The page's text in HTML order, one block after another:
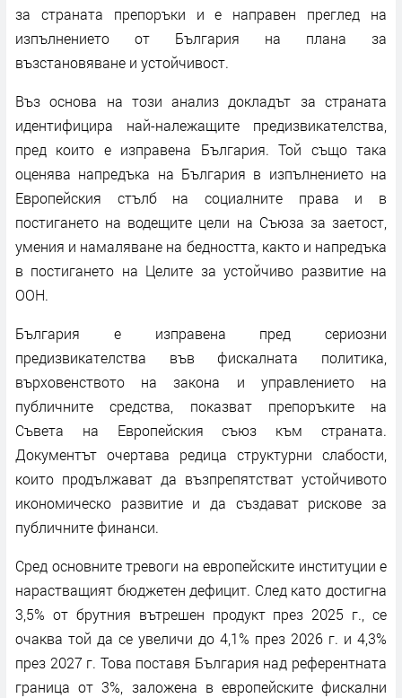
за страната препоръки и е направен преглед на
изпълнението от България на плана за
възстановяване и устойчивост.
Въз основа на този анализ докладът за страната
идентифицира най-належащите предизвикателства,
пред които е изправена България. Той също така
оценява напредъка на България в изпълнението на
Европейския стълб на социалните права и в
постигането на водещите цели на Съюза за заетост,
умения и намаляване на бедността, както и напредъка
в постигането на Целите за устойчиво развитие на
ООН.
България е изправена пред сериозни
предизвикателства във фискалната политика,
върховенството на закона и управлението на
публичните средства, показват препоръките на
Съвета на Европейския съюз към страната.
Документът очертава редица структурни слабости,
които продължават да възпрепятстват устойчивото
икономическо развитие и да създават рискове за
публичните финанси.
Сред основните тревоги на европейските институции е
нарастващият бюджетен дефицит. След като достигна
3,5% от брутния вътрешен продукт през 2025 г., се
очаква той да се увеличи до 4,1% през 2026 г. и 4,3%
през 2027 г. Това поставя България над референтната
граница от 3%, заложена в европейските фискални